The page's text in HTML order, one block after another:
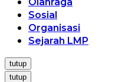
Sosial
Organisasi
Sejarah LMP
tutup
tutup